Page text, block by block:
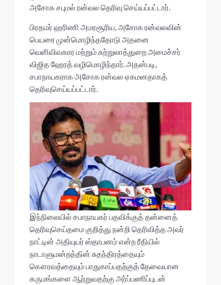
அசோக சபுமல் ரன்வல தெரிவு செய்யப்பட்டார்.
பிரதமர் ஹரிணி அமரசூரிய, அசோக ரன்வலவின்
பெயரை முன்மொழிந்ததோடு அதனை
வெளிவிவகார மற்றும் சுற்றுலாத்துறை அமைச்சர்
விஜித ஹேரத் வழிமொழிந்தார். அதன்படி,
சபாநாயகராக அசோக ரன்வல ஏகமனதாகத்
தெரிவுசெய்யப்பட்டார்.
இந்நிலையில் சபாநாயகர் பதவிக்குத் தன்னைத்
தெரிவுசெய்தமை குறித்து நன்றி தெரிவித்த அவர்
நாட்டின் அதியுயர் ஸ்தாபனம் என்ற ரீதியில்
நாடாளுமன்றத்தின் சுதந்திரத்தையும்
கௌரவத்தையும் பாதுகாப்பதற்குத் தேவையான
கருமங்களை ஆற்றுவதற்கு அர்ப்பணிப்புடன்